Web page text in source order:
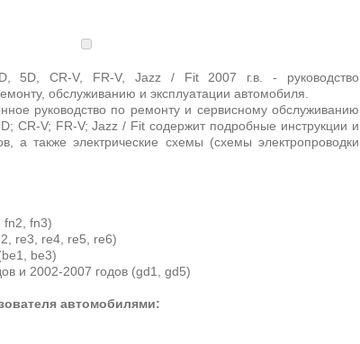
5D, CR-V, FR-V, Jazz / Fit 2007 г.в. - руководство
обслуживанию и эксплуатации автомобиля.
руководство по ремонту и сервисному обслуживанию
CR-V; FR-V; Jazz / Fit содержит подробные инструкции и
а также электрические схемы (схемы электропроводки
fn2, fn3)
re3, re4, re5, re6)
be3)
и 2002-2007 годов (gd1, gd5)
автомобилями: